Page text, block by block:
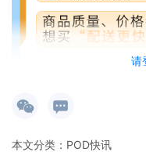
请
为破解自配送卖家面临
亚马逊近期上线全新自
本文分类： POD快讯